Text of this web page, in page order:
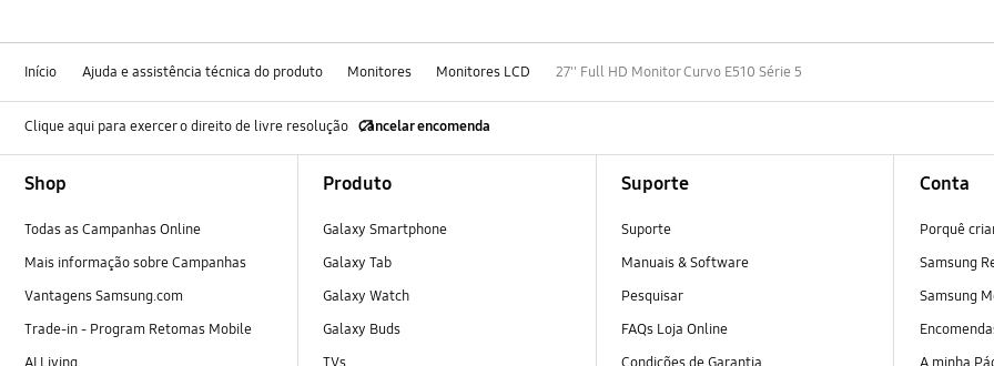
Início Ajuda e assistência técnica do produto Monitores Monitores LCD 27'' Full HD Monitor Curvo E510 Série 5
Clique aqui para exercer o direito de livre resolução Cancelar encomenda
Shop
Todas as Campanhas Online
Mais informação sobre Campanhas
Vantagens Samsung.com
Trade-in - Program Retomas Mobile
Produto
Galaxy Smartphone
Galaxy Tab
Galaxy Watch
Galaxy Buds
Suporte
Suporte
Manuais & Software
Pesquisar
FAQs Loja Online
Conta
Porquê
Samsung
Samsung